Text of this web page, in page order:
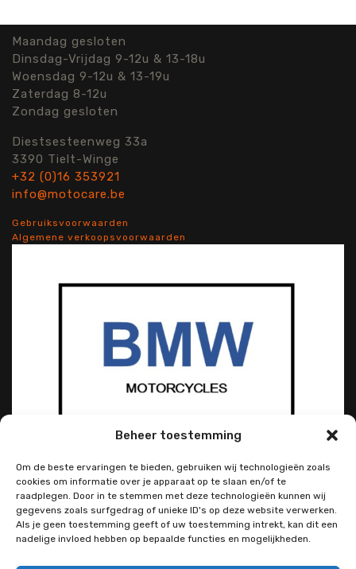
Beheer toestemming
Om de beste ervaringen te bieden, gebruiken wij technologieën zoals
cookies om informatie over je apparaat op te slaan en/of te
raadplegen. Door in te stemmen met deze technologieën kunnen wij
gegevens zoals surfgedrag of unieke ID's op deze website verwerken.
Als je geen toestemming geeft of uw toestemming intrekt, kan dit een
nadelige invloed hebben op bepaalde functies en mogelijkheden.
Maandag gesloten
Dinsdag-Vrijdag 9-12u & 13-18u
Woensdag 9-12u & 13-19u
Zaterdag 8-12u
Zondag gesloten
Diestsesteenweg 33a
3390 Tielt-Winge
+32 (0)16 353921
info@motocare.be
Gebruiksvoorwaarden
Algemene verkoopsvoorwaarden